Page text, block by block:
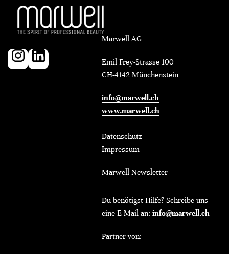
Marwell AG
Emil Frey-Strasse 100
CH-4142 Münchenstein
info@marwell.ch
www.marwell.ch
Datenschutz
Impressum
Marwell Newsletter
Du benötigst Hilfe? Schreibe uns
eine E-Mail an: info@marwell.ch
Partner von: